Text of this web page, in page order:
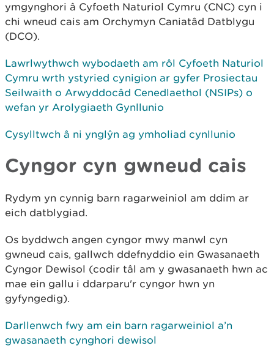
ymgynghori â Cyfoeth Naturiol Cymru (CNC) cyn i
chi wneud cais am Orchymyn Caniatâd Datblygu
(DCO).
Lawrlwythwch wybodaeth am rôl Cyfoeth Naturiol
Cymru wrth ystyried cynigion ar gyfer Prosiectau
Seilwaith o Arwyddocâd Cenedlaethol (NSIPs) o
wefan yr Arolygiaeth Gynllunio
Cysylltwch â ni ynglŷn ag ymholiad cynllunio
Cyngor cyn gwneud cais
Rydym yn cynnig barn ragarweiniol am ddim ar
eich datblygiad.
Os byddwch angen cyngor mwy manwl cyn
gwneud cais, gallwch ddefnyddio ein Gwasanaeth
Cyngor Dewisol (codir tâl am y gwasanaeth hwn ac
mae ein gallu i ddarparu'r cyngor hwn yn
gyfyngedig).
Darllenwch fwy am ein barn ragarweiniol a’n
gwasanaeth cynghori dewisol